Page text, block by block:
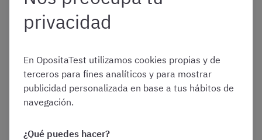
Ejercicios del proceso
selectivo de Policía Local
privacidad
En OpositaTest utilizamos cookies propias y de
terceros para fines analíticos y para mostrar
publicidad personalizada en base a tus hábitos de
navegación.
¿Qué puedes hacer?